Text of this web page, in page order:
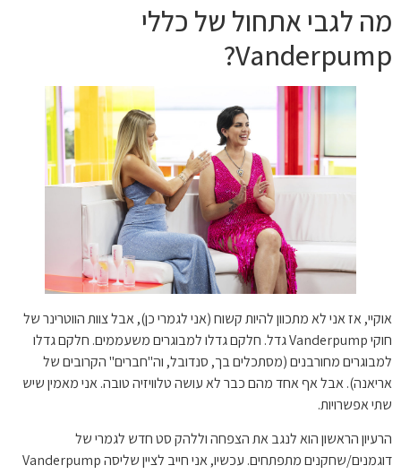
מה לגבי אתחול של כללי
Vanderpump?
אוקיי, אז אני לא מתכוון להיות קשוח (אני לגמרי כן), אבל צוות הווטרינר של
חוקי Vanderpump גדל. חלקם גדלו למבוגרים משעממים. חלקם גדלו
למבוגרים מחורבנים (מסתכלים בך, סנדובל, וה"חברים" הקרובים של
אריאנה). אבל אף אחד מהם כבר לא עושה טלוויזיה טובה. אני מאמין שיש
שתי אפשרויות.
הרעיון הראשון הוא לנגב את הצפחה וללהק סט חדש לגמרי של
דוגמנים/שחקנים מתפתחים. עכשיו, אני חייב לציין שליסה Vanderpump